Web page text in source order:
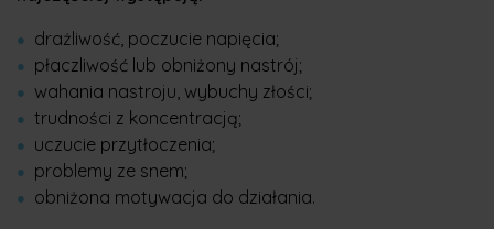
drażliwość, poczucie napięcia;
płaczliwość lub obniżony nastrój;
wahania nastroju, wybuchy złości;
trudności z koncentracją;
uczucie przytłoczenia;
problemy ze snem;
obniżona motywacja do działania.